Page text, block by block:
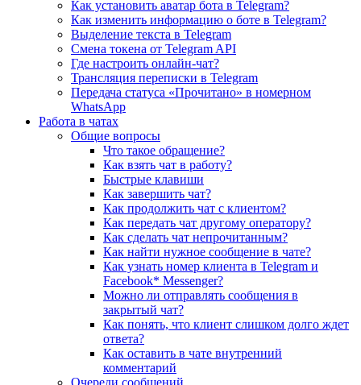
Как установить аватар бота в Telegram?
Как изменить информацию о боте в Telegram?
Выделение текста в Telegram
Смена токена от Telegram API
Где настроить онлайн-чат?
Трансляция переписки в Telegram
Передача статуса «Прочитано» в номерном
WhatsApp
Работа в чатах
Общие вопросы
Что такое обращение?
Как взять чат в работу?
Быстрые клавиши
Как завершить чат?
Как продолжить чат с клиентом?
Как передать чат другому оператору?
Как сделать чат непрочитанным?
Как найти нужное сообщение в чате?
Как узнать номер клиента в Telegram и
Facebook* Messenger?
Можно ли отправлять сообщения в
закрытый чат?
Как понять, что клиент слишком долго ждет
ответа?
Как оставить в чате внутренний
комментарий
Очереди сообщений